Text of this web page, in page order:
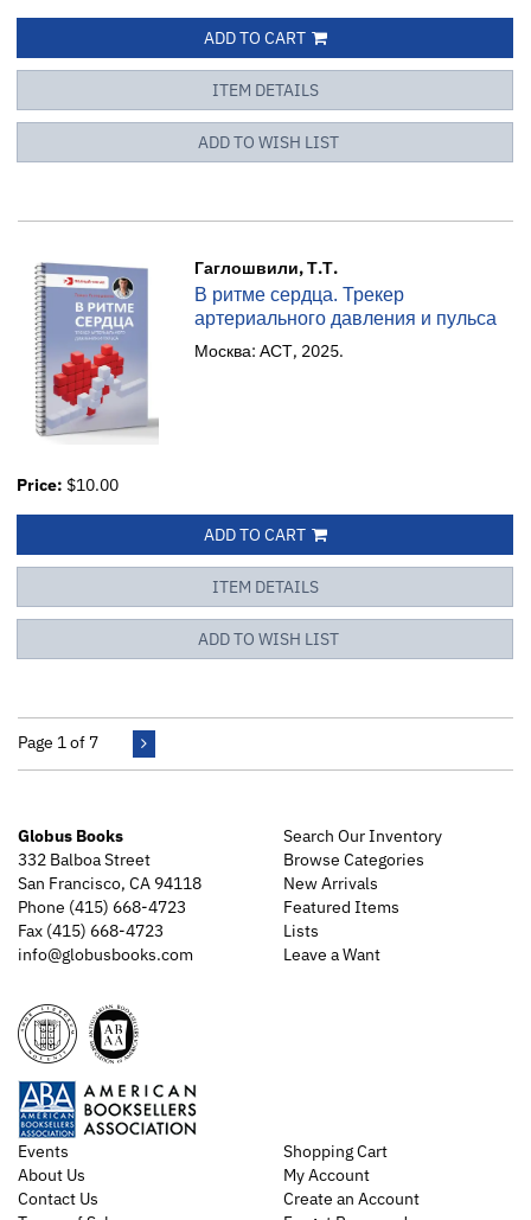
ADD TO CART
ITEM DETAILS
ADD TO WISH LIST
Гаглошвили, Т.Т.
В ритме сердца. Трекер
артериального давления и пульса
Москва: АСТ, 2025.
Price: $10.00
ADD TO CART
ITEM DETAILS
ADD TO WISH LIST
Page 1 of 7
Globus Books
332 Balboa Street
San Francisco, CA 94118
Phone (415) 668-4723
Fax (415) 668-4723
info@globusbooks.com
Search Our Inventory
Browse Categories
New Arrivals
Featured Items
Lists
Leave a Want
Events
About Us
Contact Us
Shopping Cart
My Account
Create an Account